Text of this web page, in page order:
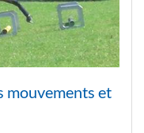
mouvements et